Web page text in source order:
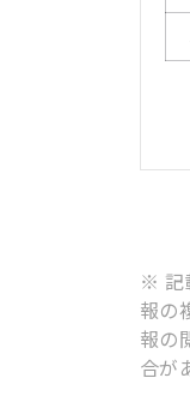
※ 記
報の
報の
合が